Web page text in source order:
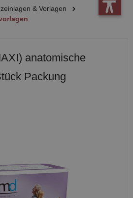
& Vorlagen
anatomische
Packung